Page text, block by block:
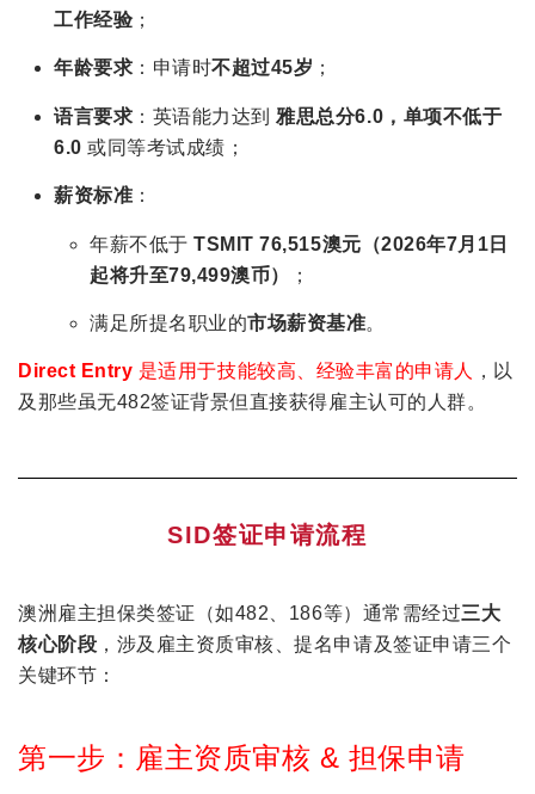
工作经验 ；
年龄要求 ：申请时不超过45岁 ；
语言要求 ：英语能力达到雅思总分6.0，单项不低于
6.0 或同等考试成绩；
薪资标准 ：
年薪不低于TSMIT 76,515澳元（2026年7月1日
起将升至79,499澳币）
；
满足所提名职业的市场薪资基准。
Direct Entry 是适用于技能较高、经验丰富的申请人
，以
及那些虽无482签证背景但直接获得雇主认可的人群。
SID签证申请流程
澳洲雇主担保类签证（如482、186等）通常需经过三大
核心阶段 ，涉及雇主资质审核、提名申请及签证申请三个
关键环节：
第一步：雇主资质审核 & 担保申请